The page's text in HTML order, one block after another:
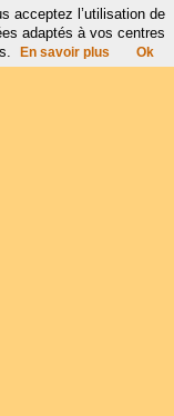
acceptez l’utilisation de
adaptés à vos centres
En savoir plus Ok